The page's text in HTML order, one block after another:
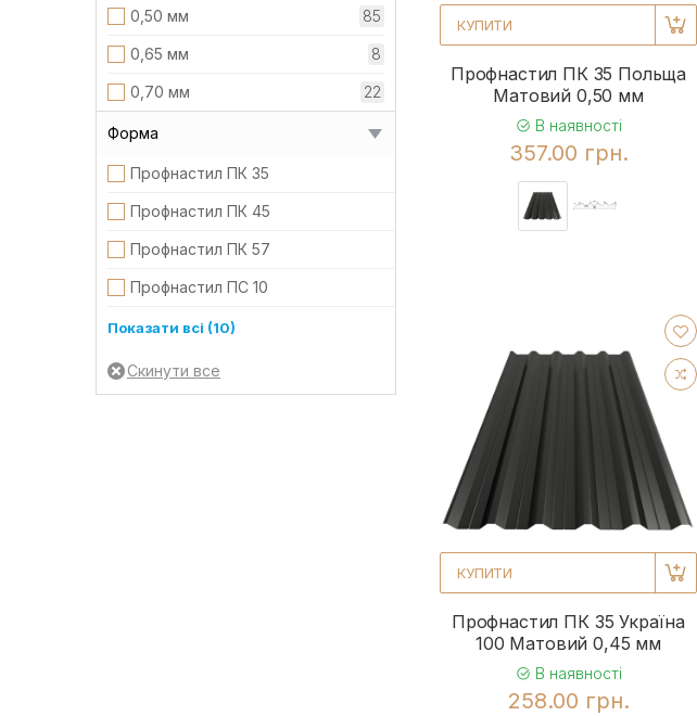
Матовий 67
Матовий двохсторонній 13
Цинк 73
0,50 мм 85
0,65 мм 8
0,70 мм 22
Форма
Профнастил ПК 35
Профнастил ПК 45 22
Профнастил ПК 57
Профнастил ПС 10
Профнастил ПС 8
Профнастил ПС/ПК 18 22
Профнастил Т-14 23
23
Профнастил Т-18 стіновий без мікропрофілювання
Профнастил Т-18 стіновий без мікропрофіля 21
20
18
22
Показати всі (10)
КУПИТИ
Профнастил ПК 35 Польща
Матовий 0,50 мм
В наявності
357.00 грн.
КУПИТИ
Профнастил ПК 35 Україна
100 Матовий 0,45 мм
В наявності
258.00 грн.